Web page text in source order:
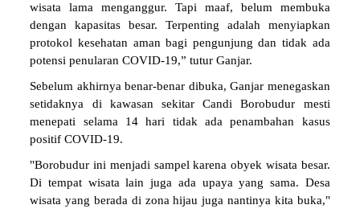
wisata lama menganggur. Tapi maaf, belum membuka
dengan kapasitas besar. Terpenting adalah menyiapkan
protokol kesehatan aman bagi pengunjung dan tidak ada
potensi penularan COVID-19,” tutur Ganjar.
Sebelum akhirnya benar-benar dibuka, Ganjar menegaskan
setidaknya di kawasan sekitar Candi Borobudur mesti
menepati selama 14 hari tidak ada penambahan kasus
positif COVID-19.
"Borobudur ini menjadi sampel karena obyek wisata besar.
Di tempat wisata lain juga ada upaya yang sama. Desa
wisata yang berada di zona hijau juga nantinya kita buka,"